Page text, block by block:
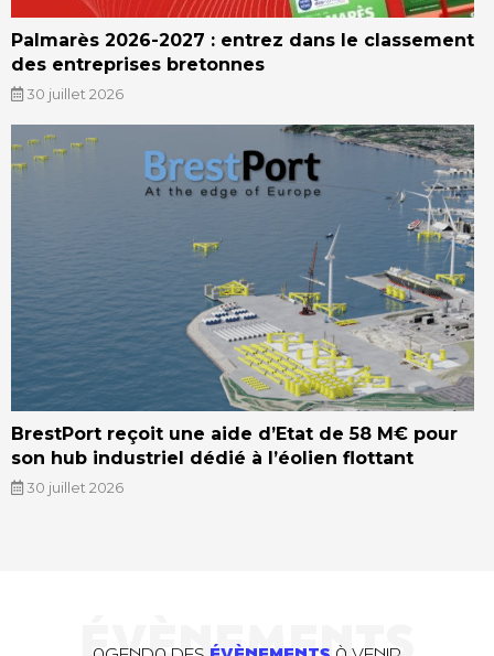
Palmarès 2026-2027 : entrez dans le classement
des entreprises bretonnes
30 juillet 2026
BrestPort reçoit une aide d’Etat de 58 M€ pour
son hub industriel dédié à l’éolien flottant
30 juillet 2026
ÉVÈNEMENTS